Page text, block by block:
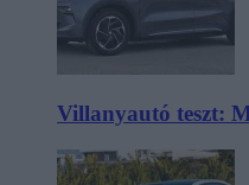
Villanyautó teszt: